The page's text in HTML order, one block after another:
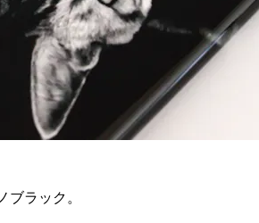
ブラック。